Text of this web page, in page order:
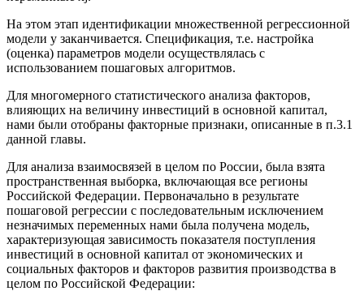
На этом этап идентификации множественной регрессионной
модели у заканчивается. Спецификация, т.е. настройка
(оценка) параметров модели осуществлялась с
использованием пошаговых алгоритмов.
Для многомерного статистического анализа факторов,
влияющих на величину инвестиций в основной капитал,
нами были отобраны факторные признаки, описанные в п.3.1
данной главы.
Для анализа взаимосвязей в целом по России, была взята
пространственная выборка, включающая все регионы
Российской Федерации. Первоначально в результате
пошаговой регрессии с последовательным исключением
незначимых переменных нами была получена модель,
характеризующая зависимость показателя поступления
инвестиций в основной капитал от экономических и
социальных факторов и факторов развития производства в
целом по Российской Федерации: